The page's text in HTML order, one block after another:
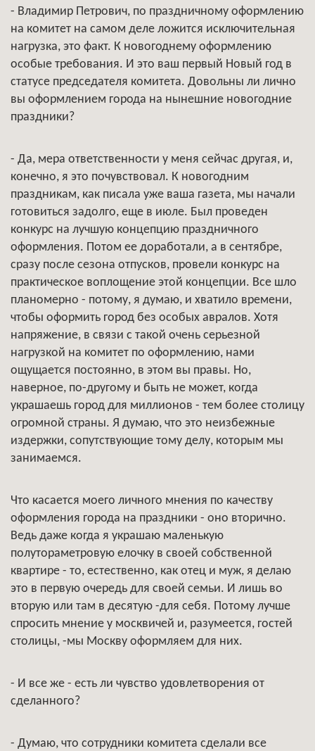
- Владимир Петрович, по праздничному оформлению
на комитет на самом деле ложится исключительная
нагрузка, это факт. К новогоднему оформлению
особые требования. И это ваш первый Новый год в
статусе председателя комитета. Довольны ли лично
вы оформлением города на нынешние новогодние
праздники?
- Да, мера ответственности у меня сейчас другая, и,
конечно, я это почувствовал. К новогодним
праздникам, как писала уже ваша газета, мы начали
готовиться задолго, еще в июле. Был проведен
конкурс на лучшую концепцию праздничного
оформления. Потом ее доработали, а в сентябре,
сразу после сезона отпусков, провели конкурс на
практическое воплощение этой концепции. Все шло
планомерно - потому, я думаю, и хватило времени,
чтобы оформить город без особых авралов. Хотя
напряжение, в связи с такой очень серьезной
нагрузкой на комитет по оформлению, нами
ощущается постоянно, в этом вы правы. Но,
наверное, по-другому и быть не может, когда
украшаешь город для миллионов - тем более столицу
огромной страны. Я думаю, что это неизбежные
издержки, сопутствующие тому делу, которым мы
занимаемся.
Что касается моего личного мнения по качеству
оформления города на праздники - оно вторично.
Ведь даже когда я украшаю маленькую
полутораметровую елочку в своей собственной
квартире - то, естественно, как отец и муж, я делаю
это в первую очередь для своей семьи. И лишь во
вторую или там в десятую -для себя. Потому лучше
спросить мнение у москвичей и, разумеется, гостей
столицы, -мы Москву оформляем для них.
- И все же - есть ли чувство удовлетворения от
сделанного?
- Думаю, что сотрудники комитета сделали все